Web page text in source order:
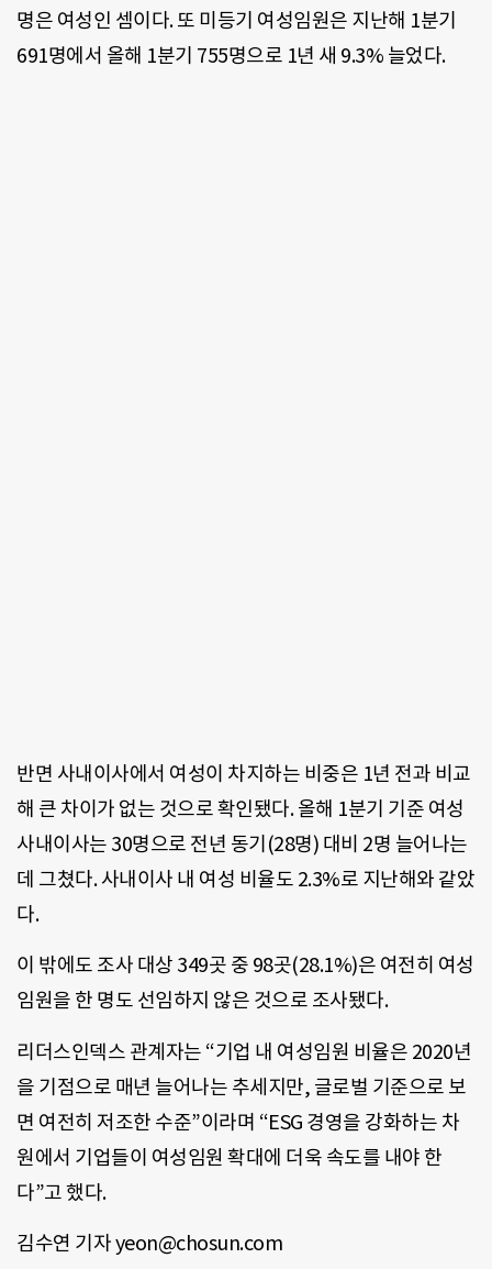
명은 여성인 셈이다. 또 미등기 여성임원은 지난해 1분기
691명에서 올해 1분기 755명으로 1년 새 9.3% 늘었다.
반면 사내이사에서 여성이 차지하는 비중은 1년 전과 비교
해 큰 차이가 없는 것으로 확인됐다. 올해 1분기 기준 여성
사내이사는 30명으로 전년 동기(28명) 대비 2명 늘어나는
데 그쳤다. 사내이사 내 여성 비율도 2.3%로 지난해와 같았
다.
이 밖에도 조사 대상 349곳 중 98곳(28.1%)은 여전히 여성
임원을 한 명도 선임하지 않은 것으로 조사됐다.
리더스인덱스 관계자는 “기업 내 여성임원 비율은 2020년
을 기점으로 매년 늘어나는 추세지만, 글로벌 기준으로 보
면 여전히 저조한 수준”이라며 “ESG 경영을 강화하는 차
원에서 기업들이 여성임원 확대에 더욱 속도를 내야 한
다”고 했다.
김수연 기자 yeon@chosun.com